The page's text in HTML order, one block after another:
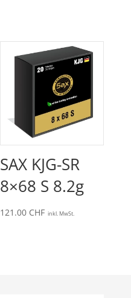
SAX KJG-SR
8×68 S 8.2g
121.00 CHF inkl. MwSt.